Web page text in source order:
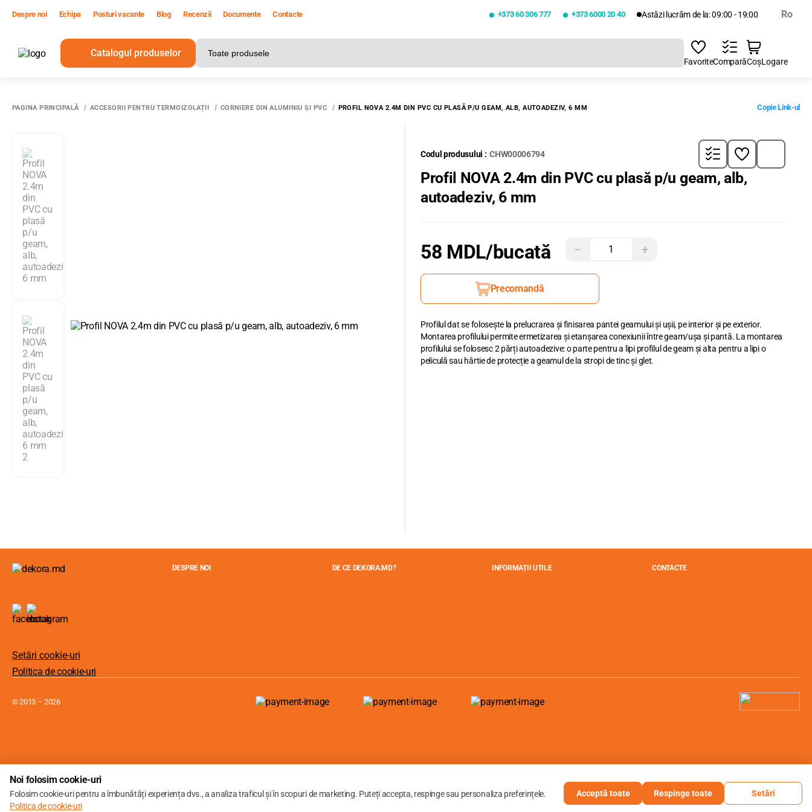
Despre noi Echipa Posturi vacante Blog Recenzii Documente Contacte +373 60 306 777 +373 6000 20 40 Astăzi lucrăm de la: 09:00 - 19:00 Ro
Catalogul produselor
FavoriteComparăCoșLogare
PAGINA PRINCIPALĂ ACCESORII PENTRU TERMOIZOLAȚII CORNIERE DIN ALUMINIU ŞI PVC PROFIL NOVA 2.4M DIN PVC CU PLASĂ P/U GEAM, ALB, AUTOADEZIV, 6 MM Copie Link-ul
Codul produsului : CHW00006794
Profil NOVA 2.4m din PVC cu plasă p/u geam, alb,
autoadeziv, 6 mm
58 MDL/bucată − +
Precomandă
Profilul dat se folosește la prelucrarea și finisarea pantei geamului și ușii, pe interior și pe exterior.
Montarea profilului permite ermetizarea și etanșarea conexiunii între geam/ușa și pantă. La montarea
profilului se folosesc 2 părți autoadezive: o parte pentru a lipi profilul de geam și alta pentru a lipi o
peliculă sau hârtie de protecție a geamul de la stropi de tinc și glet.
DESPRE NOI DE CE DEKORA.MD? INFORMAȚII UTILE CONTACTE
Setări cookie-uri
Politica de cookie-uri
© 2013 – 2026
Noi folosim cookie-uri
Folosim cookie-uri pentru a îmbunătăți experiența dvs., a analiza traficul și în scopuri de marketing. Puteți accepta, respinge sau personaliza preferințele.
Politica de cookie-uri
Acceptă toate Respinge toate Setări